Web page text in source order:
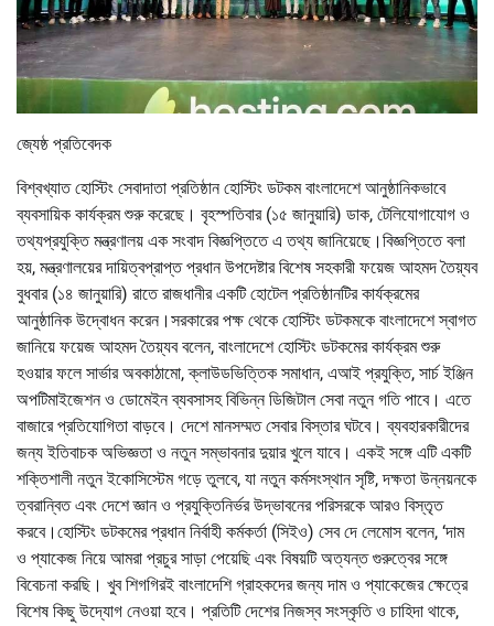
জ্যেষ্ঠ প্রতিবেদক
বিশ্বখ্যাত হোস্টিং সেবাদাতা প্রতিষ্ঠান হোস্টিং ডটকম বাংলাদেশে আনুষ্ঠানিকভাবে
ব্যবসায়িক কার্যক্রম শুরু করেছে। বৃহস্পতিবার (১৫ জানুয়ারি) ডাক, টেলিযোগাযোগ ও
তথ্যপ্রযুক্তি মন্ত্রণালয় এক সংবাদ বিজ্ঞপ্তিতে এ তথ্য জানিয়েছে।বিজ্ঞপ্তিতে বলা
হয়, মন্ত্রণালয়ের দায়িত্বপ্রাপ্ত প্রধান উপদেষ্টার বিশেষ সহকারী ফয়েজ আহমদ তৈয়্যব
বুধবার (১৪ জানুয়ারি) রাতে রাজধানীর একটি হোটেল প্রতিষ্ঠানটির কার্যক্রমের
আনুষ্ঠানিক উদ্বোধন করেন।সরকারের পক্ষ থেকে হোস্টিং ডটকমকে বাংলাদেশে স্বাগত
জানিয়ে ফয়েজ আহমদ তৈয়্যব বলেন, বাংলাদেশে হোস্টিং ডটকমের কার্যক্রম শুরু
হওয়ার ফলে সার্ভার অবকাঠামো, ক্লাউডভিত্তিক সমাধান, এআই প্রযুক্তি, সার্চ ইঞ্জিন
অপটিমাইজেশন ও ডোমেইন ব্যবসাসহ বিভিন্ন ডিজিটাল সেবা নতুন গতি পাবে। এতে
বাজারে প্রতিযোগিতা বাড়বে। দেশে মানসম্মত সেবার বিস্তার ঘটবে। ব্যবহারকারীদের
জন্য ইতিবাচক অভিজ্ঞতা ও নতুন সম্ভাবনার দুয়ার খুলে যাবে। একই সঙ্গে এটি একটি
শক্তিশালী নতুন ইকোসিস্টেম গড়ে তুলবে, যা নতুন কর্মসংস্থান সৃষ্টি, দক্ষতা উন্নয়নকে
ত্বরান্বিত এবং দেশে জ্ঞান ও প্রযুক্তিনির্ভর উদ্ভাবনের পরিসরকে আরও বিস্তৃত
করবে।হোস্টিং ডটকমের প্রধান নির্বাহী কর্মকর্তা (সিইও) সেব দে লেমোস বলেন, ‘দাম
ও প্যাকেজ নিয়ে আমরা প্রচুর সাড়া পেয়েছি এবং বিষয়টি অত্যন্ত গুরুত্বের সঙ্গে
বিবেচনা করছি। খুব শিগগিরই বাংলাদেশি গ্রাহকদের জন্য দাম ও প্যাকেজের ক্ষেত্রে
বিশেষ কিছু উদ্যোগ নেওয়া হবে। প্রতিটি দেশের নিজস্ব সংস্কৃতি ও চাহিদা থাকে,